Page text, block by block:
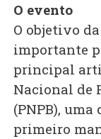
O evento
O objetivo
importante
principal
Nacional de
(PNPB),
primeiro